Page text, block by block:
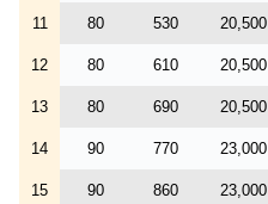
11 80 530 20,500
12 80 610 20,500
13 80 690 20,500
14 90 770 23,000
15 90 860 23,000